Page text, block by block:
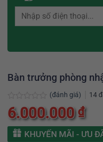
Bàn trưởng phòng
Được
xếp
hạng
(đánh giá) 14
6.000.000₫
KHUYẾN MÃI - ƯU